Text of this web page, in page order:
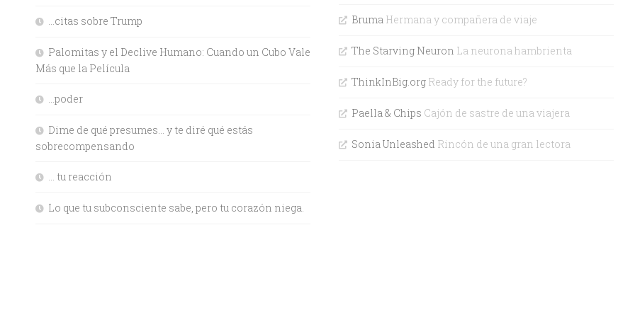
…citas sobre Trump
Palomitas y el Declive Humano: Cuando un Cubo Vale
Más que la Película
…poder
Dime de qué presumes… y te diré qué estás
sobrecompensando
… tu reacción
Lo que tu subconsciente sabe, pero tu corazón niega.
BrumaHermana y compañera de viaje
The Starving Neuron La neurona hambrienta
ThinkInBig.orgReady for the future?
Paella & Chips Cajón de sastre de una viajera
Sonia Unleashed Rincón de una gran lectora